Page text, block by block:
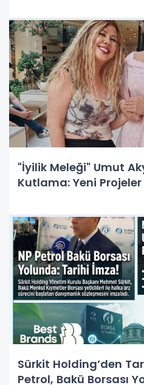
"İyilik Meleği" Umut
Kutlama: Yeni
Sürkit Holding’den
Petrol, Bakü Borsası